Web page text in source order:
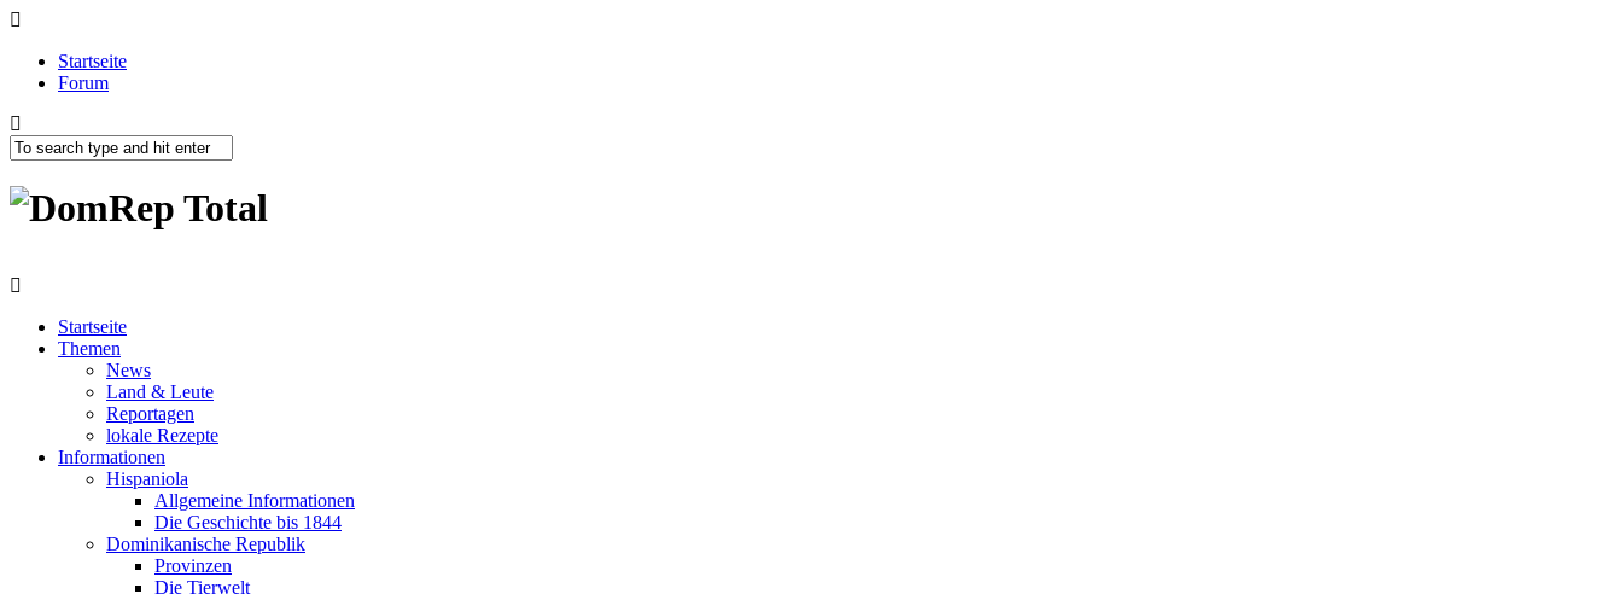
Startseite
Forum
Startseite
Themen
News
Land & Leute
Reportagen
lokale Rezepte
Informationen
Hispaniola
Allgemeine Informationen
Die Geschichte bis 1844
Dominikanische Republik
Provinzen
Die Tierwelt